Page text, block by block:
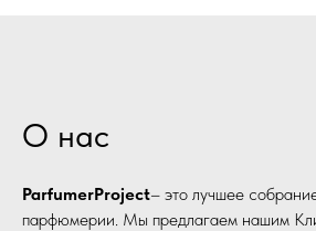
О нас
ParfumerProject– это лучшее
парфюмерии. Мы предлагаем нашим